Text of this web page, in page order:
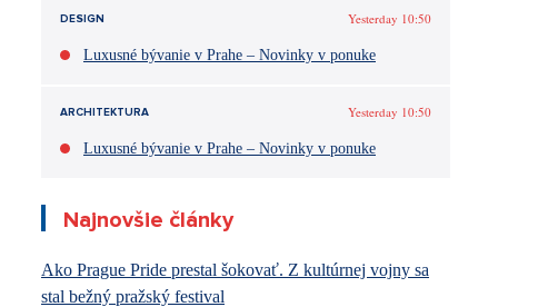
DESIGN Yesterday 10:50
Luxusné bývanie v Prahe – Novinky v ponuke
ARCHITEKTURA Yesterday 10:50
Luxusné bývanie v Prahe – Novinky v ponuke
Najnovšie články
Ako Prague Pride prestal šokovať. Z kultúrnej vojny sa
stal bežný pražský festival